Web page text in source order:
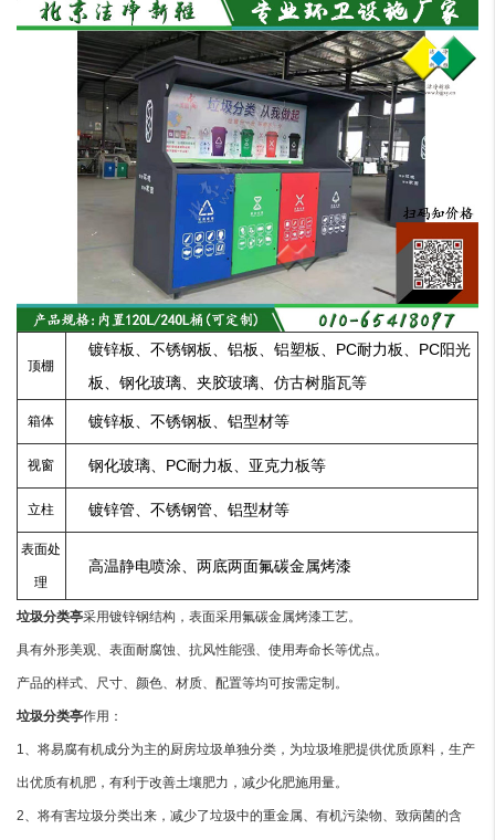
顶棚
镀锌板、不锈钢板、铝板、铝塑板、PC耐力板、PC阳光
板、钢化玻璃、夹胶玻璃、仿古树脂瓦等
箱体 镀锌板、不锈钢板、铝型材等
视窗 钢化玻璃、PC耐力板、亚克力板等
立柱 镀锌管、不锈钢管、铝型材等
表面处
理
高温静电喷涂、两底两面氟碳金属烤漆
垃圾分类亭采用镀锌钢结构，表面采用氟碳金属烤漆工艺。
具有外形美观、表面耐腐蚀、抗风性能强、使用寿命长等优点。
产品的样式、尺寸、颜色、材质、配置等均可按需定制。
垃圾分类亭作用：
1、将易腐有机成分为主的厨房垃圾单独分类，为垃圾堆肥提供优质原料，生产
出优质有机肥，有利于改善土壤肥力，减少化肥施用量。
2、将有害垃圾分类出来，减少了垃圾中的重金属、有机污染物、致病菌的含